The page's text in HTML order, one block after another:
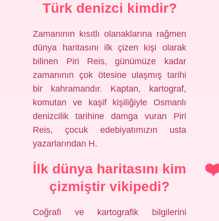
Türk denizci kimdir?
Zamanının kısıtlı olanaklarına rağmen
dünya haritasını ilk çizen kişi olarak
bilinen Piri Reis, günümüze kadar
zamanının çok ötesine ulaşmış tarihi
bir kahramandır. Kaptan, kartograf,
komutan ve kaşif kişiliğiyle Osmanlı
denizcilik tarihine damga vuran Piri
Reis, çocuk edebiyatımızın usta
yazarlarından H.
İlk dünya haritasını kim
çizmiştir vikipedi?
Coğrafi ve kartografik bilgilerini